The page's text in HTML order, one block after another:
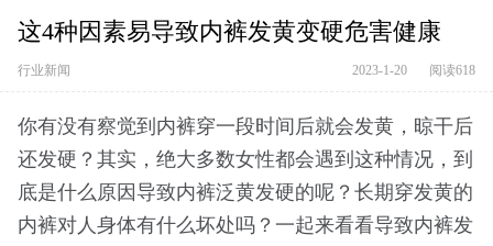
这4种因素易导致内裤发黄变硬危害健康
行业新闻 2023-1-20 阅读618
你有没有察觉到内裤穿一段时间后就会发黄，晾干后
还发硬？其实，绝大多数女性都会遇到这种情况，到
底是什么原因导致内裤泛黄发硬的呢？长期穿发黄的
内裤对人身体有什么坏处吗？一起来看看导致内裤发